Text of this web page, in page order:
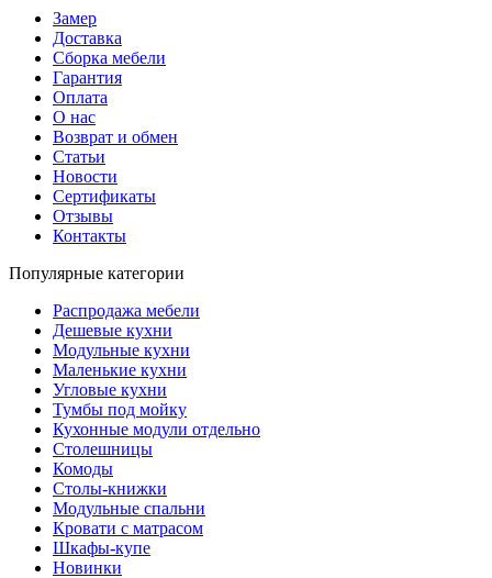
Замер
Доставка
Сборка мебели
Гарантия
Оплата
О нас
Возврат и обмен
Статьи
Новости
Сертификаты
Отзывы
Контакты
Популярные категории
Распродажа мебели
Дешевые кухни
Модульные кухни
Маленькие кухни
Угловые кухни
Тумбы под мойку
Кухонные модули отдельно
Столешницы
Комоды
Столы-книжки
Модульные спальни
Кровати с матрасом
Шкафы-купе
Новинки